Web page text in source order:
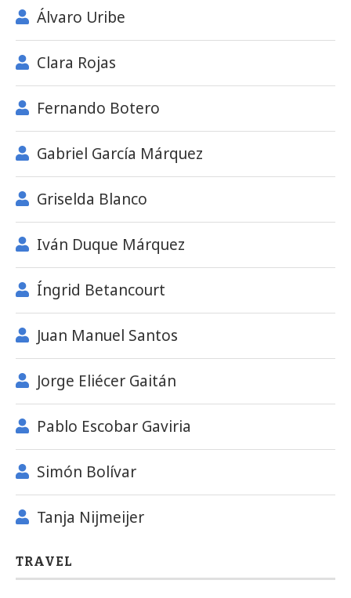
Álvaro Uribe
Clara Rojas
Fernando Botero
Gabriel García Márquez
Griselda Blanco
Iván Duque Márquez
Íngrid Betancourt
Juan Manuel Santos
Jorge Eliécer Gaitán
Pablo Escobar Gaviria
Simón Bolívar
Tanja Nijmeijer
TRAVEL